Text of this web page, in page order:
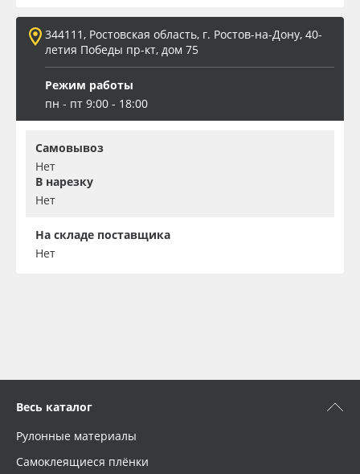
344111, Ростовская область, г. Ростов-на-Дону, 40-
летия Победы пр-кт, дом 75
Режим работы
пн - пт 9:00 - 18:00
Самовывоз
Нет
В нарезку
Нет
На складе поставщика
Нет
Весь каталог
Рулонные материалы
Самоклеящиеся плёнки